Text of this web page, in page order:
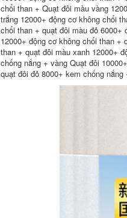
nam và nữ mùa hè
thoáng khí
191,000
Đồng Màu Mũ Lông
Tơ Nam Nữ Bác Sĩ
Và Y Tá Tóc Dài Bao
Đầu Bếp Nấu Ăn
Xưởng chống bụi và
chổi than + Quạt đôi màu vàng
trắng 12000+ động cơ không chổi
chổi than + quạt đôi màu đỏ 6000+
12000+ động cơ không chổi than +
than + quạt đôi màu xanh 12000+
chống nắng + vàng Quạt đôi
quạt đôi đỏ 8000+ kem chống nắng